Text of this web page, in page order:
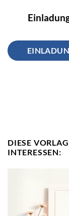
DIESE
INTERESSEN: